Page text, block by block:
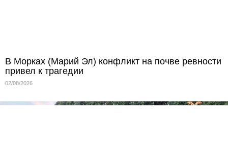
В Морках (Марий Эл) конфликт на почве ревности
привел к трагедии
02/08/2026